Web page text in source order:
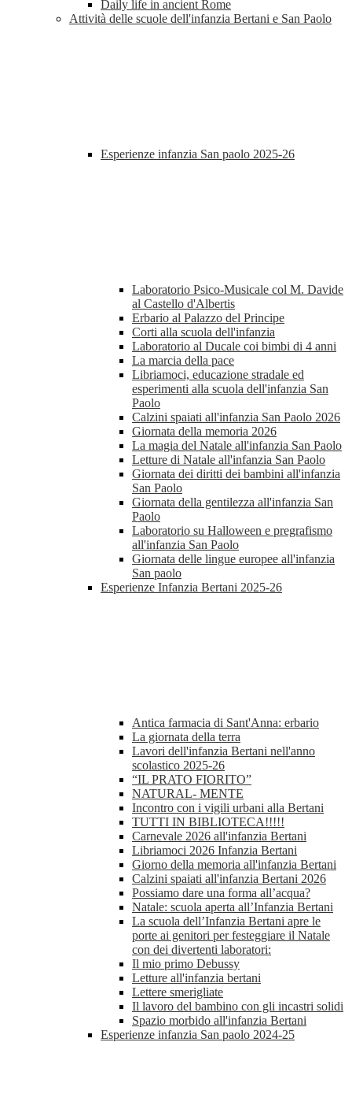
Daily life in ancient Rome
Attività delle scuole dell'infanzia Bertani e San Paolo
Esperienze infanzia San paolo 2025-26
Laboratorio Psico-Musicale col M. Davide
al Castello d'Albertis
Erbario al Palazzo del Principe
Corti alla scuola dell'infanzia
Laboratorio al Ducale coi bimbi di 4 anni
La marcia della pace
Libriamoci, educazione stradale ed
esperimenti alla scuola dell'infanzia San
Paolo
Calzini spaiati all'infanzia San Paolo 2026
Giornata della memoria 2026
La magia del Natale all'infanzia San Paolo
Letture di Natale all'infanzia San Paolo
Giornata dei diritti dei bambini all'infanzia
San Paolo
Giornata della gentilezza all'infanzia San
Paolo
Laboratorio su Halloween e pregrafismo
all'infanzia San Paolo
Giornata delle lingue europee all'infanzia
San paolo
Esperienze Infanzia Bertani 2025-26
Antica farmacia di Sant'Anna: erbario
La giornata della terra
Lavori dell'infanzia Bertani nell'anno
scolastico 2025-26
“IL PRATO FIORITO”
NATURAL- MENTE
Incontro con i vigili urbani alla Bertani
TUTTI IN BIBLIOTECA!!!!!
Carnevale 2026 all'infanzia Bertani
Libriamoci 2026 Infanzia Bertani
Giorno della memoria all'infanzia Bertani
Calzini spaiati all'infanzia Bertani 2026
Possiamo dare una forma all’acqua?
Natale: scuola aperta all’Infanzia Bertani
La scuola dell’Infanzia Bertani apre le
porte ai genitori per festeggiare il Natale
con dei divertenti laboratori:
Il mio primo Debussy
Letture all'infanzia bertani
Lettere smerigliate
Il lavoro del bambino con gli incastri solidi
Spazio morbido all'infanzia Bertani
Esperienze infanzia San paolo 2024-25